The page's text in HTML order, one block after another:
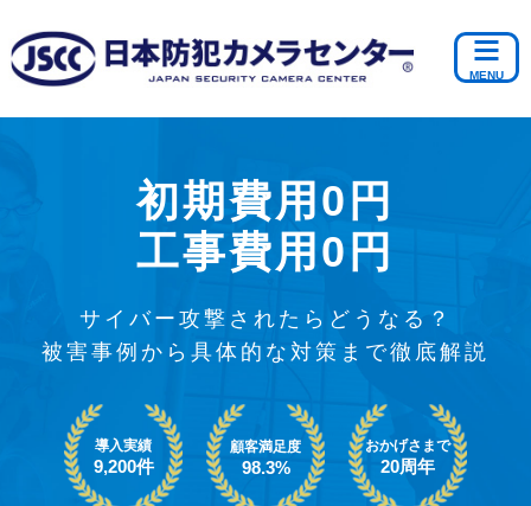
初期費用0円
工事費用0円
サイバー攻撃されたらどうなる？
被害事例から具体的な対策まで徹底解説
導入実績
9,200件
顧客満足度
98.3%
おかげさまで
20周年